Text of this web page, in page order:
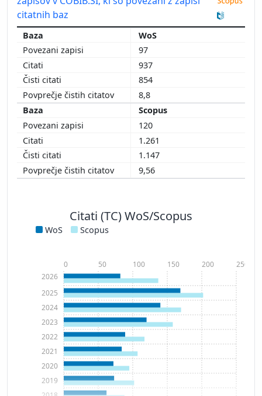
citatnih baz
WoS
97
937
854
8,8
Scopus
120
1.261
1.147
9,56
Citati (TC) WoS/Scopus
WoS Scopus
2019
2020
2021
2022
2023
2024
2025
2026
0 50 100 150 200 250